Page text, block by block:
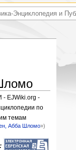
EJWiki.org -
по
темам
Абба Шломо»)